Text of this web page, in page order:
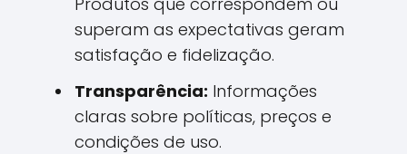
superam as expectativas geram
satisfação e fidelização.
Transparência: Informações
claras sobre políticas, preços e
condições de uso.